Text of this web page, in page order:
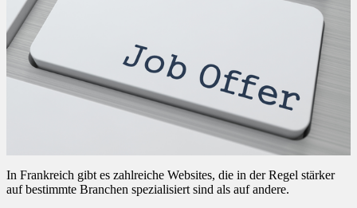
In Frankreich gibt es zahlreiche Websites, die in der Regel stärker
auf bestimmte Branchen spezialisiert sind als auf andere.